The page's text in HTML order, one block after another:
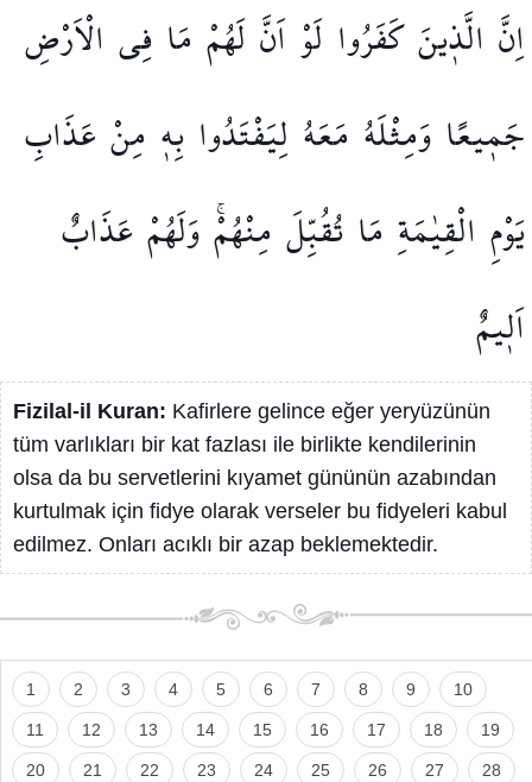
اِنَّ الَّذ۪ينَكَفَرُوا لَوْاَنَّلَهُمْ مَا فِي الْاَرْضِ
جَم۪يعًا وَمِثْلَهُ مَعَهُ لِيَفْتَدُوا بِه۪ مِنْ عَذَابِ
يَوْمِ الْقِيٰمَةِ مَا تُقُبِّلَ مِنْهُمْۚوَلَهُمْ عَذَابٌ
اَل۪يمٌ
Fizilal-il Kuran: Kafirlere gelince eğer yeryüzünün
tüm varlıkları bir kat fazlası ile birlikte kendilerinin
olsa da bu servetlerini kıyamet gününün azabından
kurtulmak için fidye olarak verseler bu fidyeleri kabul
edilmez. Onları acıklı bir azap beklemektedir.
1 2 3 4 5 6 7 8 9 10
11 12 13 14 15 16 17 18 19
20 21 22 23 24 25 26 27 28